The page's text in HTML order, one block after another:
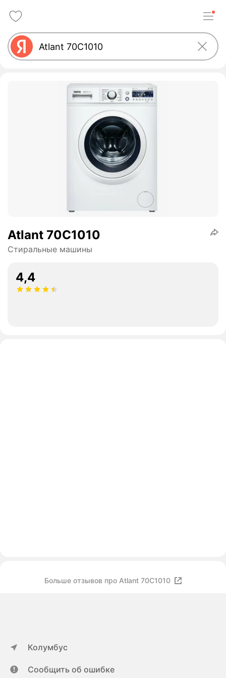
Atlant 70С1010
Стиральные машины
4,4
Больше отзывов про Atlant 70С1010
Колумбус
Сообщить об ошибке